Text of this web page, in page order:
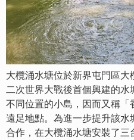
大欖涌水塘位於新界屯門區
二次世界大戰後首個興建的
不同位置的小島，因而又稱
遠足地點。為進一步提升該
合作，在大欖涌水塘安裝了